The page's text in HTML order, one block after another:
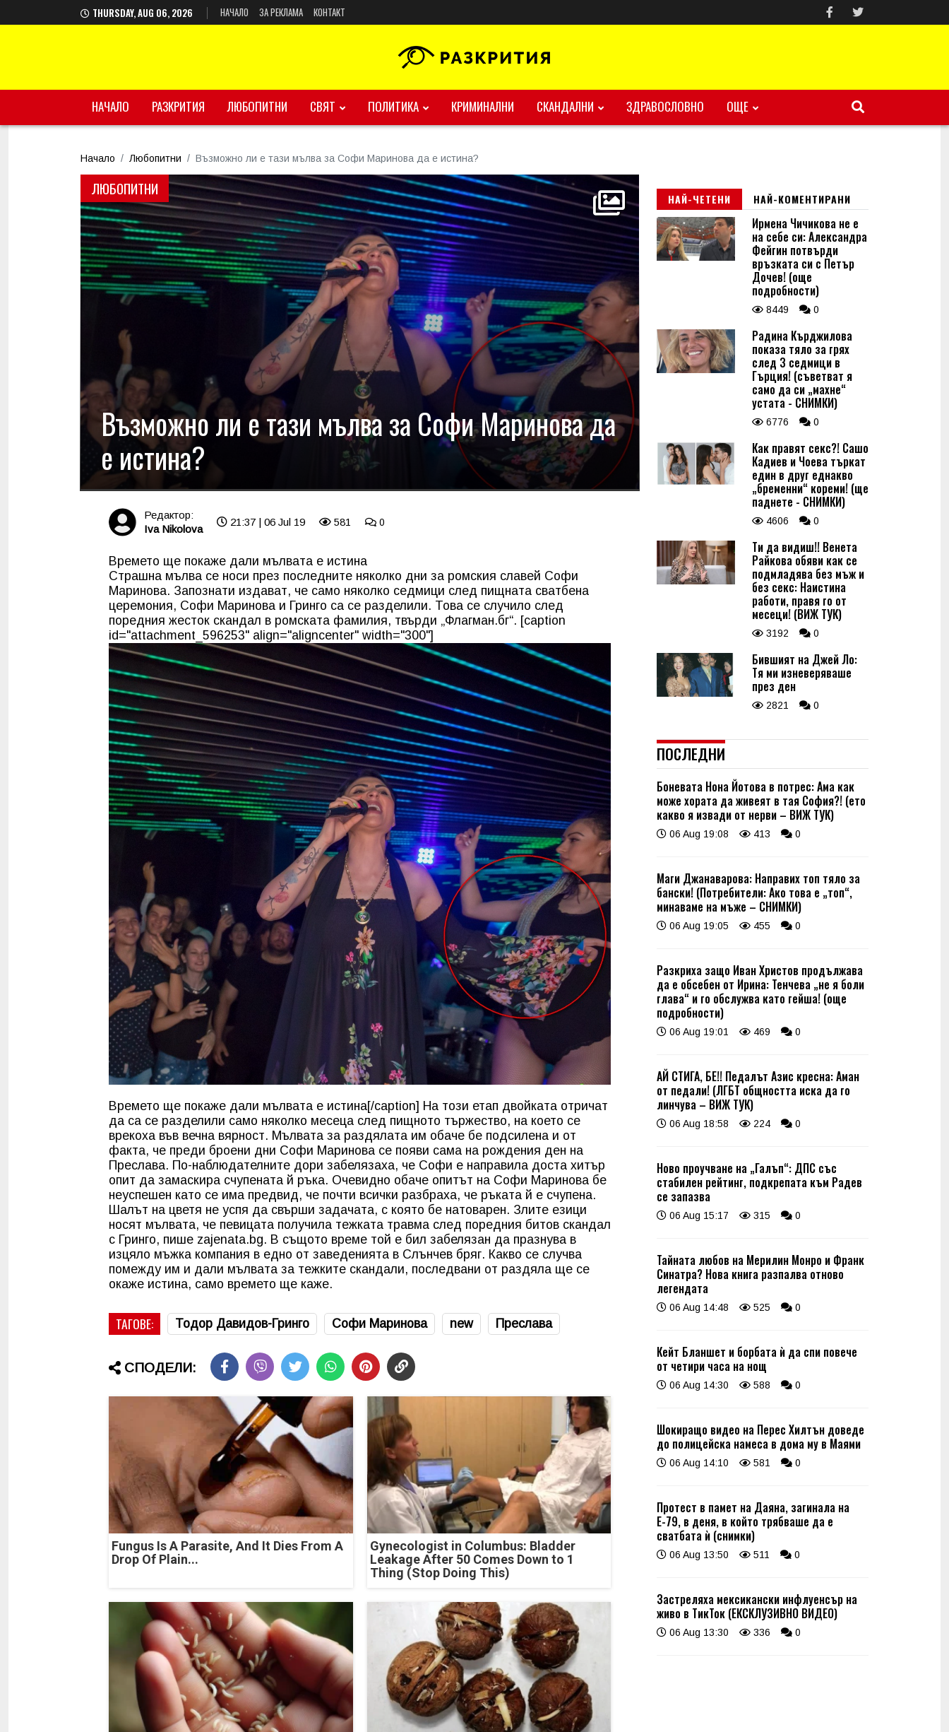
THURSDAY, AUG 06, 2026 НАЧАЛО ЗА РЕКЛАМА КОНТАКТ
НАЧАЛО РАЗКРИТИЯ ЛЮБОПИТНИ СВЯТ ПОЛИТИКА КРИМИНАЛНИ СКАНДАЛНИ ЗДРАВОСЛОВНО ОЩЕ
Начало Любопитни Възможно ли е тази мълва за Софи Маринова да е истина?
ЛЮБОПИТНИ
Възможно ли е тази мълва за Софи Маринова да
е истина?
Редактор:
Iva Nikolova
21:37 | 06 Jul 19 581 0
Времето ще покаже дали мълвата е истина
Страшна мълва се носи през последните няколко дни за ромския славей Софи
Маринова. Запознати издават, че само няколко седмици след пищната сватбена
церемония, Софи Маринова и Гринго са се разделили. Това се случило след
поредния жесток скандал в ромската фамилия, твърди „Флагман.бг“. [caption
id="attachment_596253" align="aligncenter" width="300"]
Времето ще покаже дали мълвата е истина[/caption] На този етап двойката отричат
да са се разделили само няколко месеца след пищното тържество, на което се
врекоха във вечна вярност. Мълвата за раздялата им обаче бе подсилена и от
факта, че преди броени дни Софи Маринова се появи сама на рождения ден на
Преслава. По-наблюдателните дори забелязаха, че Софи е направила доста хитър
опит да замаскира счупената й ръка. Очевидно обаче опитът на Софи Маринова бе
неуспешен като се има предвид, че почти всички разбраха, че ръката й е счупена.
Шалът на цветя не успя да свърши задачата, с която бе натоварен. Злите езици
носят мълвата, че певицата получила тежката травма след поредния битов скандал
с Гринго, пише zajenata.bg. В същото време той е бил забелязан да празнува в
изцяло мъжка компания в едно от заведенията в Слънчев бряг. Какво се случва
помежду им и дали мълвата за тежките скандали, последвани от раздяла ще се
окаже истина, само времето ще каже.
ТАГОВЕ: Тодор Давидов-Гринго Софи Маринова new Преслава
СПОДЕЛИ:
Fungus Is A Parasite, And It Dies From A
Drop Of Plain...
Gynecologist in Columbus: Bladder
Leakage After 50 Comes Down to 1
Thing (Stop Doing This)
НАЙ-ЧЕТЕНИ НАЙ-КОМЕНТИРАНИ
Ирмена Чичикова не е
на себе си: Александра
Фейгин потвърди
връзката си с Петър
Дочев! (още
подробности)
8449 0
Радина Кърджилова
показа тяло за грях
след 3 седмици в
Гърция! (съветват я
само да си „махне“
устата - СНИМКИ)
6776 0
Как правят секс?! Сашо
Кадиев и Чоева търкат
един в друг еднакво
„бременни“ кореми! (ще
паднете - СНИМКИ)
4606 0
Ти да видиш!! Венета
Райкова обяви как се
подмладява без мъж и
без секс: Наистина
работи, правя го от
месеци! (ВИЖ ТУК)
3192 0
Бившият на Джей Ло:
Тя ми изневеряваше
през ден
2821 0
ПОСЛЕДНИ
Боневата Нона Йотова в потрес: Ама как
може хората да живеят в тая София?! (ето
какво я извади от нерви – ВИЖ ТУК)
06 Aug 19:08 413 0
Маги Джанаварова: Направих топ тяло за
бански! (Потребители: Ако това е „топ“,
минаваме на мъже – СНИМКИ)
06 Aug 19:05 455 0
Разкриха защо Иван Христов продължава
да е обсебен от Ирина: Тенчева „не я боли
глава“ и го обслужва като гейша! (още
подробности)
06 Aug 19:01 469 0
АЙ СТИГА, БЕ!! Педалът Азис кресна: Аман
от педали! (ЛГБТ общността иска да го
линчува – ВИЖ ТУК)
06 Aug 18:58 224 0
Ново проучване на „Галъп“: ДПС със
стабилен рейтинг, подкрепата към Радев
се запазва
06 Aug 15:17 315 0
Тайната любов на Мерилин Монро и Франк
Синатра? Нова книга разпалва отново
легендата
06 Aug 14:48 525 0
Кейт Бланшет и борбата ѝ да спи повече
от четири часа на нощ
06 Aug 14:30 588 0
Шокиращо видео на Перес Хилтън доведе
до полицейска намеса в дома му в Маями
06 Aug 14:10 581 0
Протест в памет на Даяна, загинала на
Е-79, в деня, в който трябваше да е
сватбата ѝ (снимки)
06 Aug 13:50 511 0
Застреляха мексикански инфлуенсър на
живо в ТикТок (ЕКСКЛУЗИВНО ВИДЕО)
06 Aug 13:30 336 0